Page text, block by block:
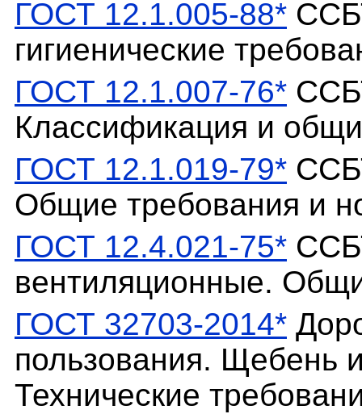
ГОСТ 12.1.005-88*
гигиенические
ГОСТ 12.1.007-76*
Классификация и
ГОСТ 12.1.019-79*
Общие требования и
ГОСТ 12.4.021-75*
вентиляционные.
ГОСТ 32703-2014*
пользования. Щебень
Технические